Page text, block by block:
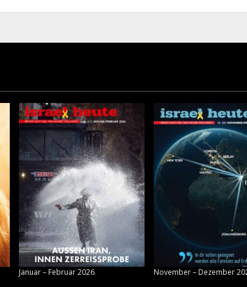
Januar – Februar 2026 November – Dezember